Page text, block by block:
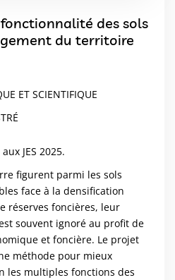
des sols
du territoire
ET SCIENTIFIQUE
JES 2025.
figurent parmi les sols
face à la densification
réserves foncières, leur
souvent ignoré au profit de
et foncière. Le projet
méthode pour mieux
les multiples fonctions des